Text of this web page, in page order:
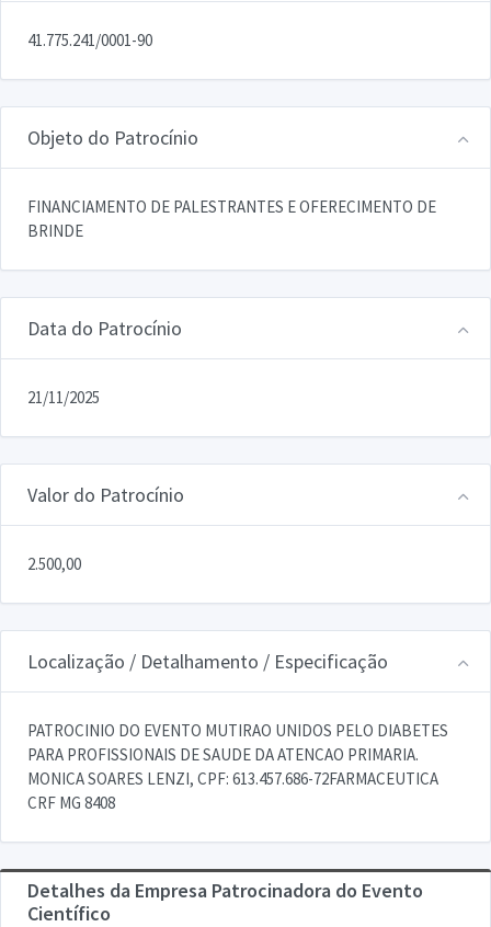
41.775.241/0001-90
Objeto do Patrocínio
FINANCIAMENTO DE PALESTRANTES E OFERECIMENTO DE
BRINDE
Data do Patrocínio
21/11/2025
Valor do Patrocínio
2.500,00
Localização / Detalhamento / Especificação
PATROCINIO DO EVENTO MUTIRAO UNIDOS PELO DIABETES
PARA PROFISSIONAIS DE SAUDE DA ATENCAO PRIMARIA.
MONICA SOARES LENZI, CPF: 613.457.686-72FARMACEUTICA
CRF MG 8408
Detalhes da Empresa Patrocinadora do Evento
Científico